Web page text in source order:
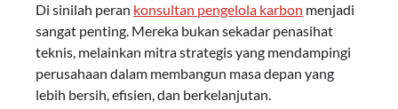
Di sinilah peran konsultan pengelola karbon menjadi
sangat penting. Mereka bukan sekadar penasihat
teknis, melainkan mitra strategis yang mendampingi
perusahaan dalam membangun masa depan yang
lebih bersih, efisien, dan berkelanjutan.